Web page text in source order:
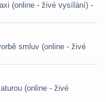
(online - živé vysílání) -
smluv (online - živé
(online - živé